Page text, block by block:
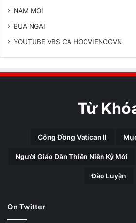
NAM MOI
BUA NGAI
YOUTUBE VBS CA HOCVIENCGVN
Từ
Công Đồng Vatican II
Người Giáo Dân Thiên Niên Kỷ Mới
Đào Luyện
On Twitter